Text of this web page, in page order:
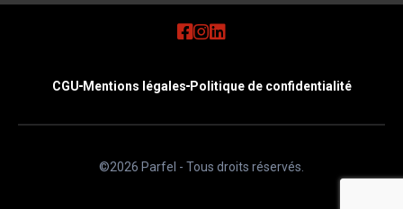
CGU Mentions légales Politique de confidentialité
©2026 Parfel - Tous droits réservés.